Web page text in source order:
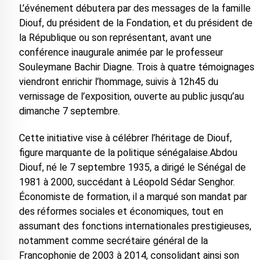
L’événement débutera par des messages de la famille
Diouf, du président de la Fondation, et du président de
la République ou son représentant, avant une
conférence inaugurale animée par le professeur
Souleymane Bachir Diagne. Trois à quatre témoignages
viendront enrichir l’hommage, suivis à 12h45 du
vernissage de l’exposition, ouverte au public jusqu’au
dimanche 7 septembre.
Cette initiative vise à célébrer l’héritage de Diouf,
figure marquante de la politique sénégalaise.Abdou
Diouf, né le 7 septembre 1935, a dirigé le Sénégal de
1981 à 2000, succédant à Léopold Sédar Senghor.
Économiste de formation, il a marqué son mandat par
des réformes sociales et économiques, tout en
assumant des fonctions internationales prestigieuses,
notamment comme secrétaire général de la
Francophonie de 2003 à 2014, consolidant ainsi son